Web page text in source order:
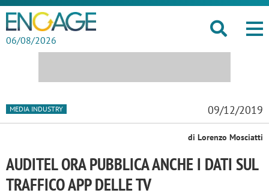
06/08/2026
MEDIA INDUSTRY 09/12/2019
di Lorenzo Mosciatti
AUDITEL ORA PUBBLICA ANCHE I DATI SUL
TRAFFICO APP DELLE TV